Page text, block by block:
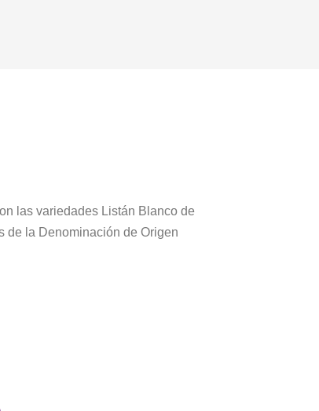
las variedades Listán Blanco de
de la Denominación de Origen